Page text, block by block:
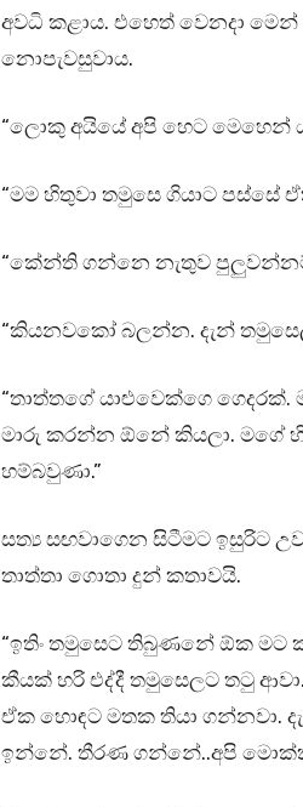
අවධි කළාය. එහෙත් වෙනදා
නොපැවසුවාය.
“ලොකු අයියේ අපි හෙට මෙහෙන්
“මම හිතුවා තමුසෙ ගියාට පස්සේ
“කේන්ති ගන්නෙ නැතුව
“කියනවකෝ බලන්න. දැන්
“තාත්තගේ යාළුවෙක්ගෙ
මාරු කරන්න ඕනේ කියලා. මගේ
හම්බවුණා.”
සත්‍ය සඟවාගෙන සිටීමට ඉසුරිට
තාත්තා ගොතා දුන් කතාවයි.
“ඉතිං තමුසෙට තිබුණනේ ඕක
කීයක් හරි එද්දී තමුසෙලට තටු
ඒක හොඳට මතක තියා ගන්නවා.
ඉන්නේ. තීරණ ගන්නේ..අපි